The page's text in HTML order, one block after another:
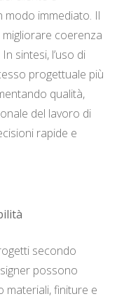
modo immediato. Il
coerenza
sintesi, l’uso di
progettuale più
qualità,
del lavoro di
rapide e
secondo
possono
materiali, finiture e